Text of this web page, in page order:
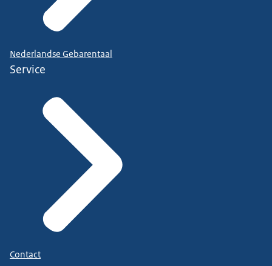
Nederlandse Gebarentaal
Service
Contact